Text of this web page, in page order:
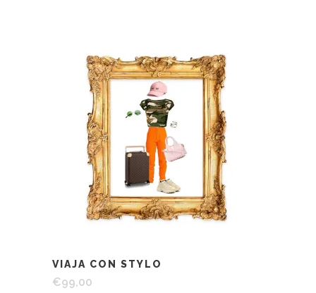
VIAJA CON STYLO
€99,00